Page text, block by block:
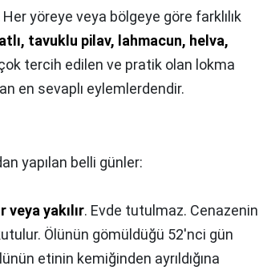
Her yöreye veya bölgeye göre farklılık
tavuklu pilav, lahmacun, helva,
tercih edilen ve pratik olan lokma
en sevaplı eylemlerdendir.
yapılan belli günler:
veya yakılır. Evde tutulmaz. Cenazenin
Ölünün gömüldüğü 52'nci gün
etinin kemiğinden ayrıldığına